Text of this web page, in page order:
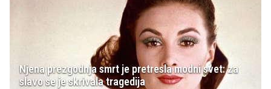
Njena prezgodnja smrt je pretresla modni svet: za
slavo se je skrivala tragedija